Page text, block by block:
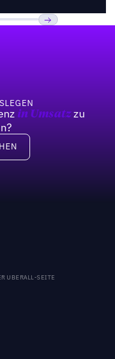
in Umsatzzu
UBERALL-SEITE